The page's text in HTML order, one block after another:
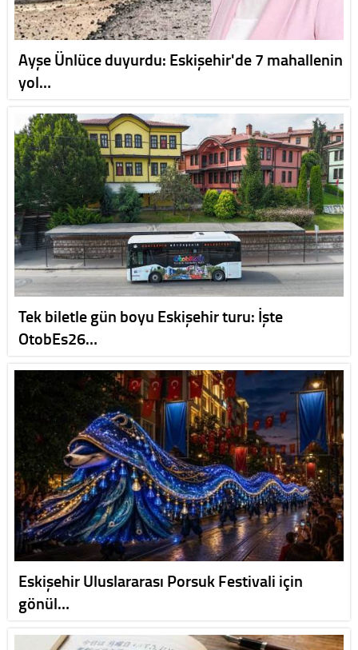
Ayşe Ünlüce duyurdu: Eskişehir'de 7 mahallenin
yol…
Tek biletle gün boyu Eskişehir turu: İşte
OtobEs26…
Eskişehir Uluslararası Porsuk Festivali için
gönül…